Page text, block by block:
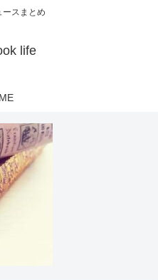
ースまとめ
life